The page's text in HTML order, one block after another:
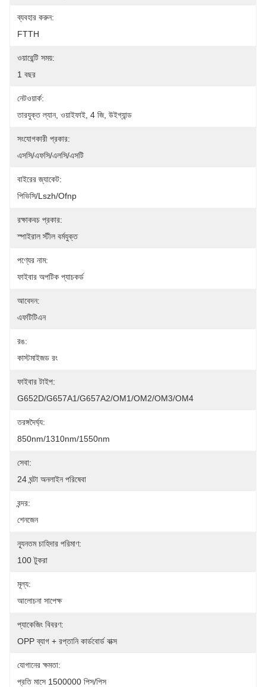
ব্যবহার করুন:
FTTH
ওয়ারেন্টি সময়:
1 বছর
নেটওয়ার্ক:
তারযুক্ত ল্যান, ওয়াইফাই, 4 জি, উইগ্যান্ড
সংযোগকারী প্রকার:
এসসি/এফসি/এলসি/এসটি
বাইরের জ্যাকেট:
পিভিসি/lszh/ofnp
রক্ষাকবচ প্রকার:
স্পাইরাল স্টীল বর্মযুক্ত
পণ্যের নাম:
ফাইবার অপটিক প্যাচকর্ড
আবেদন:
এফটিটিএন
রঙ:
কাস্টমাইজড রং
ফাইবার টাইপ:
G652D/G657A1/G657A2/OM1/OM2/OM3/OM4
তরঙ্গদৈর্ঘ্য:
850nm/1310nm/1550nm
সেবা:
24 ঘন্টা অনলাইন পরিষেবা
বন্দর:
শেনজেন
ন্যূনতম চাহিদার পরিমাণ:
100 টুকরা
মূল্য:
আলোচনা সাপেক্ষ
প্যাকেজিং বিবরণ:
OPP ব্যাগ + রপ্তানি কার্ডবোর্ড বাক্স
যোগানের ক্ষমতা:
প্রতি মাসে 1500000 পিস/পিস